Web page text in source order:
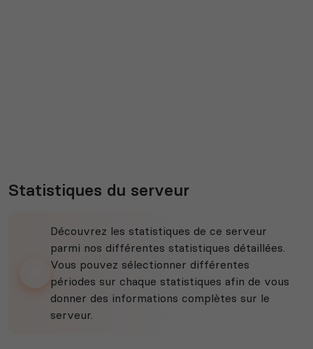
Statistiques du serveur
Découvrez les statistiques de ce serveur
parmi nos différentes statistiques détaillées.
Vous pouvez sélectionner différentes
périodes sur chaque statistiques afin de vous
donner des informations complètes sur le
serveur.